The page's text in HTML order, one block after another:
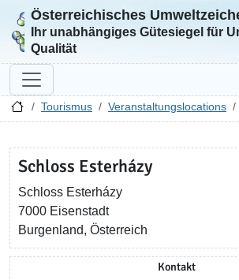
Zur Startseite
Österreichisches
Ihr unabhängiges Gütesiegel für
Qualität
Tourismus Veranstaltungslocations
Schloss Esterházy
Schloss Esterházy
7000 Eisenstadt
Burgenland, Österreich
Kontakt